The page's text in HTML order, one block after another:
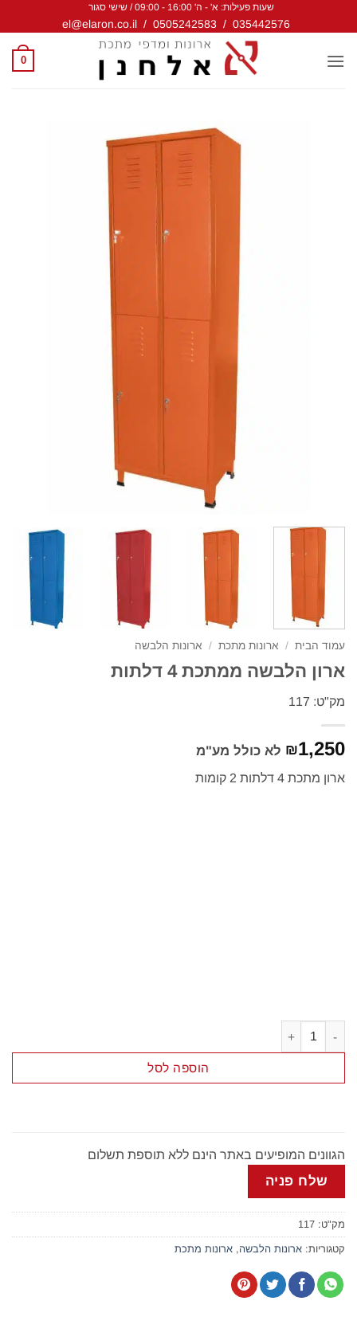
שעות פעילות: א' - ה' 16:00 - 09:00 / שישי סגור
035442576
/
0505242583
/
el@elaron.co.il
0
עמוד הבית / ארונות מתכת / ארונות הלבשה
ארון הלבשה ממתכת 4 דלתות
מק"ט: 117
₪1,250 לא כולל מע"מ
ארון מתכת 4 דלתות 2 קומות
הוספה לסל
הגוונים המופיעים באתר הינם ללא תוספת תשלום
שלח פניה
מק"ט: 117
קטגוריות: ארונות הלבשה, ארונות מתכת